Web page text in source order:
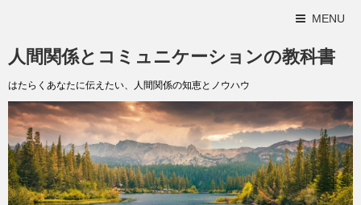
MENU
人間関係とコミュニケーションの教科書
はたらくあなたに伝えたい、人間関係の知恵とノウハウ